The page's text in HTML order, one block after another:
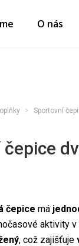
O nás
Sportovní
čepice má
aktivity v
, což zajišťuje